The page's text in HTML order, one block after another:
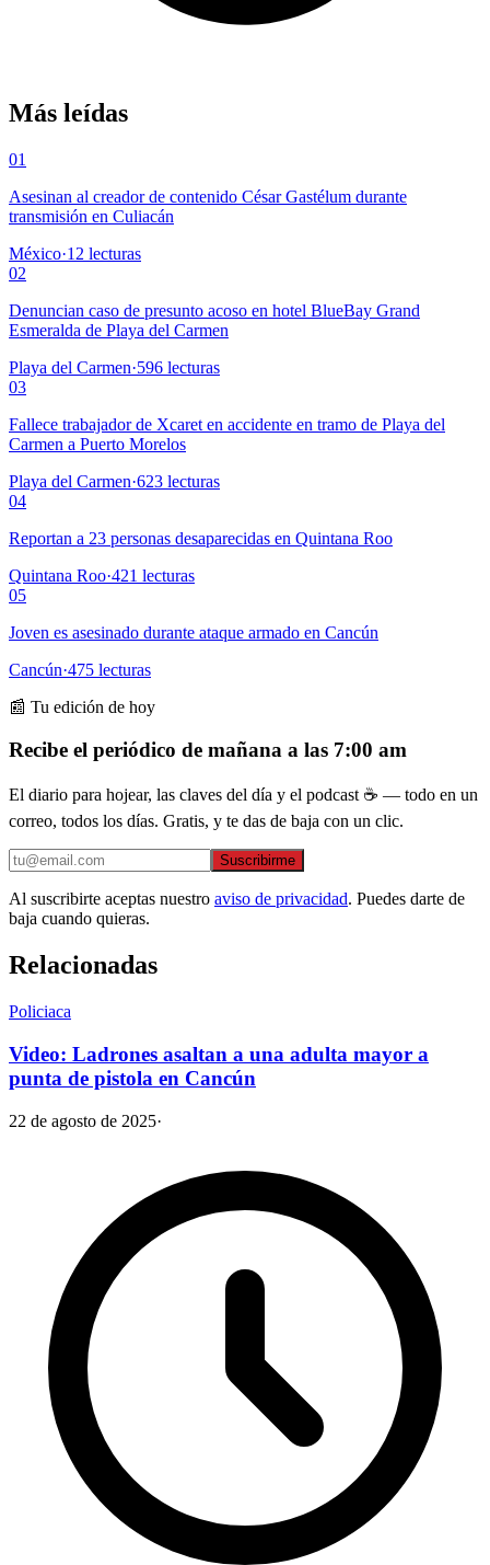
Más leídas
01
Asesinan al creador de contenido César Gastélum durante
transmisión en Culiacán
México·12 lecturas
02
Denuncian caso de presunto acoso en hotel BlueBay Grand
Esmeralda de Playa del Carmen
Playa del Carmen·596 lecturas
03
Fallece trabajador de Xcaret en accidente en tramo de Playa del
Carmen a Puerto Morelos
Playa del Carmen·623 lecturas
04
Reportan a 23 personas desaparecidas en Quintana Roo
Quintana Roo·421 lecturas
05
Joven es asesinado durante ataque armado en Cancún
Cancún·475 lecturas
📰 Tu edición de hoy
Recibe el periódico de mañana a las 7:00 am
El diario para hojear, las claves del día y el podcast ☕ — todo en un
correo, todos los días. Gratis, y te das de baja con un clic.
Suscribirme
Al suscribirte aceptas nuestro aviso de privacidad. Puedes darte de
baja cuando quieras.
Relacionadas
Policiaca
Video: Ladrones asaltan a una adulta mayor a
punta de pistola en Cancún
22 de agosto de 2025·